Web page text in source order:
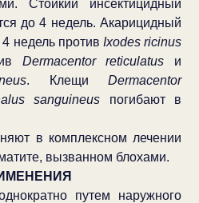
Стойкий инсектицидный
до 4 недель. Акарицидный
недель против Ixodes ricinus
Dermacentor reticulatus и
. КлещиDermacentor
sanguineus погибают в
в комплексном лечении
вызванном блохами.
путем наружного